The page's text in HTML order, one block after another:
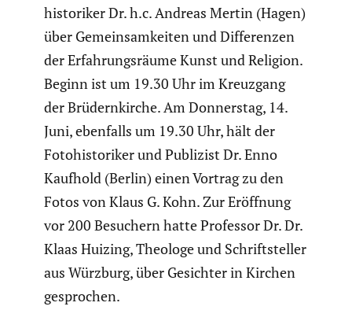
his­to­riker Dr. h.c. Andreas Mertin (Hagen)
über Gemein­sam­keiten und Diffe­renzen
der Erfah­rungs­räume Kunst und Religion.
Beginn ist um 19.30 Uhr im Kreuzgang
der Brüdern­kirche. Am Donnerstag, 14.
Juni, ebenfalls um 19.30 Uhr, hält der
Fotohis­to­riker und Publizist Dr. Enno
Kaufhold (Berlin) einen Vortrag zu den
Fotos von Klaus G. Kohn. Zur Eröffnung
vor 200 Besuchern hatte Professor Dr. Dr.
Klaas Huizing, Theologe und Schrift­steller
aus Würzburg, über Gesichter in Kirchen
gespro­chen.